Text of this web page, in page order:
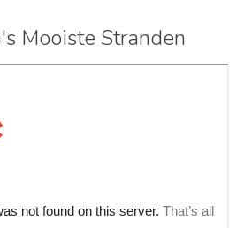
Mooiste Stranden